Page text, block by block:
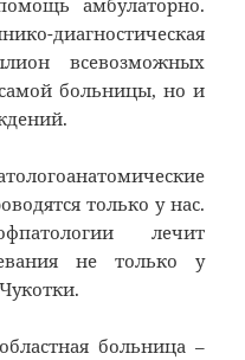
диагностическая
всевозможных
больницы, но и
только у нас.
лечит
не только у
больница –